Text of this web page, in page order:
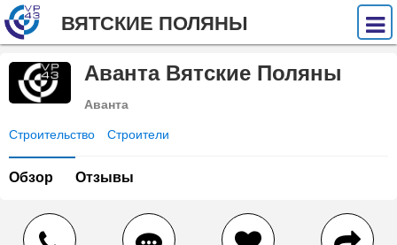
ВЯТСКИЕ ПОЛЯНЫ
Аванта Вятские Поляны
Аванта
Строительство Строители
Обзор Отзывы